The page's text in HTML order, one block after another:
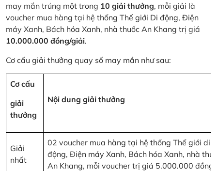
may mắn trúng một trong 10 giải thưởng, mỗi giải là
voucher mua hàng tại hệ thống Thế giới Di động, Điện
máy Xanh, Bách hóa Xanh, nhà thuốc An Khang trị giá
10.000.000 đồng/giải.
Cơ cấu giải thưởng quay số may mắn như sau:
Cơ cấu
giải
thưởng
Nội dung giải thưởng
Giải
nhất
02 voucher mua hàng tại hệ thống Thế giới di
động, Điện máy Xanh, Bách hóa Xanh, nhà
An Khang, mỗi voucher trị giá 5.000.000 đồng